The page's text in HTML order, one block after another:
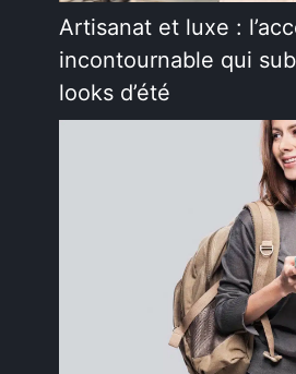
Artisanat et luxe :
incontournable qui
looks d’été